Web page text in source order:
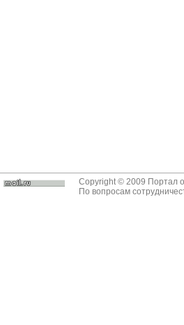
Copyright © 2009 Портал
По вопросам